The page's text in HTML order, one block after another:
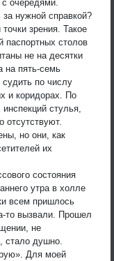
с очередями.
нужной справкой?
зрения. Такое
паспортных столов
не на десятки
на пять-семь
по числу
и коридорах. По
стулья,
отсутствуют.
но они, как
их
состояния
утра в холле
всем пришлось
то вызвали. Прошел
не
стало душно.
Для моей